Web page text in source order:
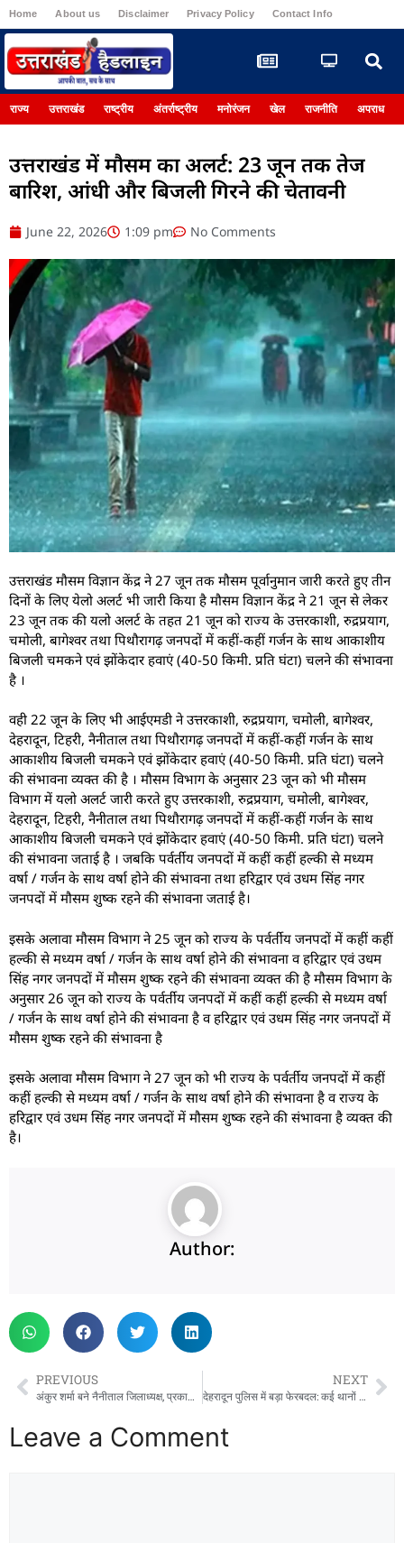
Home About us Disclaimer Privacy Policy Contact Info
राज्य उत्तराखंड राष्ट्रीय अंतर्राष्ट्रीय मनोरंजन खेल राजनीति अपराध
उत्तराखंड में मौसम का अलर्ट: 23 जून तक तेज
बारिश, आंधी और बिजली गिरने की चेतावनी
June 22, 2026 1:09 pm No Comments
उत्तराखंड मौसम विज्ञान केंद्र ने 27 जून तक मौसम पूर्वानुमान जारी करते हुए तीन
दिनों के लिए येलो अलर्ट भी जारी किया है मौसम विज्ञान केंद्र ने 21 जून से लेकर
23 जून तक की यलो अलर्ट के तहत 21 जून को राज्य के उत्तरकाशी, रुद्रप्रयाग,
चमोली, बागेश्वर तथा पिथौरागढ़ जनपदों में कहीं-कहीं गर्जन के साथ आकाशीय
बिजली चमकने एवं झोंकेदार हवाएं (40-50 किमी. प्रति घंटा) चलने की संभावना
है ।
वही 22 जून के लिए भी आईएमडी ने उत्तरकाशी, रुद्रप्रयाग, चमोली, बागेश्वर,
देहरादून, टिहरी, नैनीताल तथा पिथौरागढ़ जनपदों में कहीं-कहीं गर्जन के साथ
आकाशीय बिजली चमकने एवं झोंकेदार हवाएं (40-50 किमी. प्रति घंटा) चलने
की संभावना व्यक्त की है । मौसम विभाग के अनुसार 23 जून को भी मौसम
विभाग में यलो अलर्ट जारी करते हुए उत्तरकाशी, रुद्रप्रयाग, चमोली, बागेश्वर,
देहरादून, टिहरी, नैनीताल तथा पिथौरागढ़ जनपदों में कहीं-कहीं गर्जन के साथ
आकाशीय बिजली चमकने एवं झोंकेदार हवाएं (40-50 किमी. प्रति घंटा) चलने
की संभावना जताई है । जबकि पर्वर्तीय जनपदों में कहीं कहीं हल्की से मध्यम
वर्षा / गर्जन के साथ वर्षा होने की संभावना तथा हरिद्वार एवं उधम सिंह नगर
जनपदों में मौसम शुष्क रहने की संभावना जताई है।
इसके अलावा मौसम विभाग ने 25 जून को राज्य के पर्वर्तीय जनपदों में कहीं कहीं
हल्की से मध्यम वर्षा / गर्जन के साथ वर्षा होने की संभावना व हरिद्वार एवं उधम
सिंह नगर जनपदों में मौसम शुष्क रहने की संभावना व्यक्त की है मौसम विभाग के
अनुसार 26 जून को राज्य के पर्वर्तीय जनपदों में कहीं कहीं हल्की से मध्यम वर्षा
/ गर्जन के साथ वर्षा होने की संभावना है व हरिद्वार एवं उधम सिंह नगर जनपदों में
मौसम शुष्क रहने की संभावना है
इसके अलावा मौसम विभाग ने 27 जून को भी राज्य के पर्वर्तीय जनपदों में कहीं
कहीं हल्की से मध्यम वर्षा / गर्जन के साथ वर्षा होने की संभावना है व राज्य के
हरिद्वार एवं उधम सिंह नगर जनपदों में मौसम शुष्क रहने की संभावना है व्यक्त की
है।
Author:
PREVIOUS
अंकुर शर्मा बने नैनीताल जिलाध्यक्ष, प्रकाश जोशी जिला महामंत्री निर्विरोध निर्वाचित
NEXT
देहरादून पुलिस में बड़ा फेरबदल: कई थानों के प्रभारी बदले, राकेश गुसाईं बने डोईवाला कोतवाल
Leave a Comment